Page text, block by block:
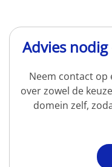
Advies
Neem contact op
over zowel de
domein zelf,